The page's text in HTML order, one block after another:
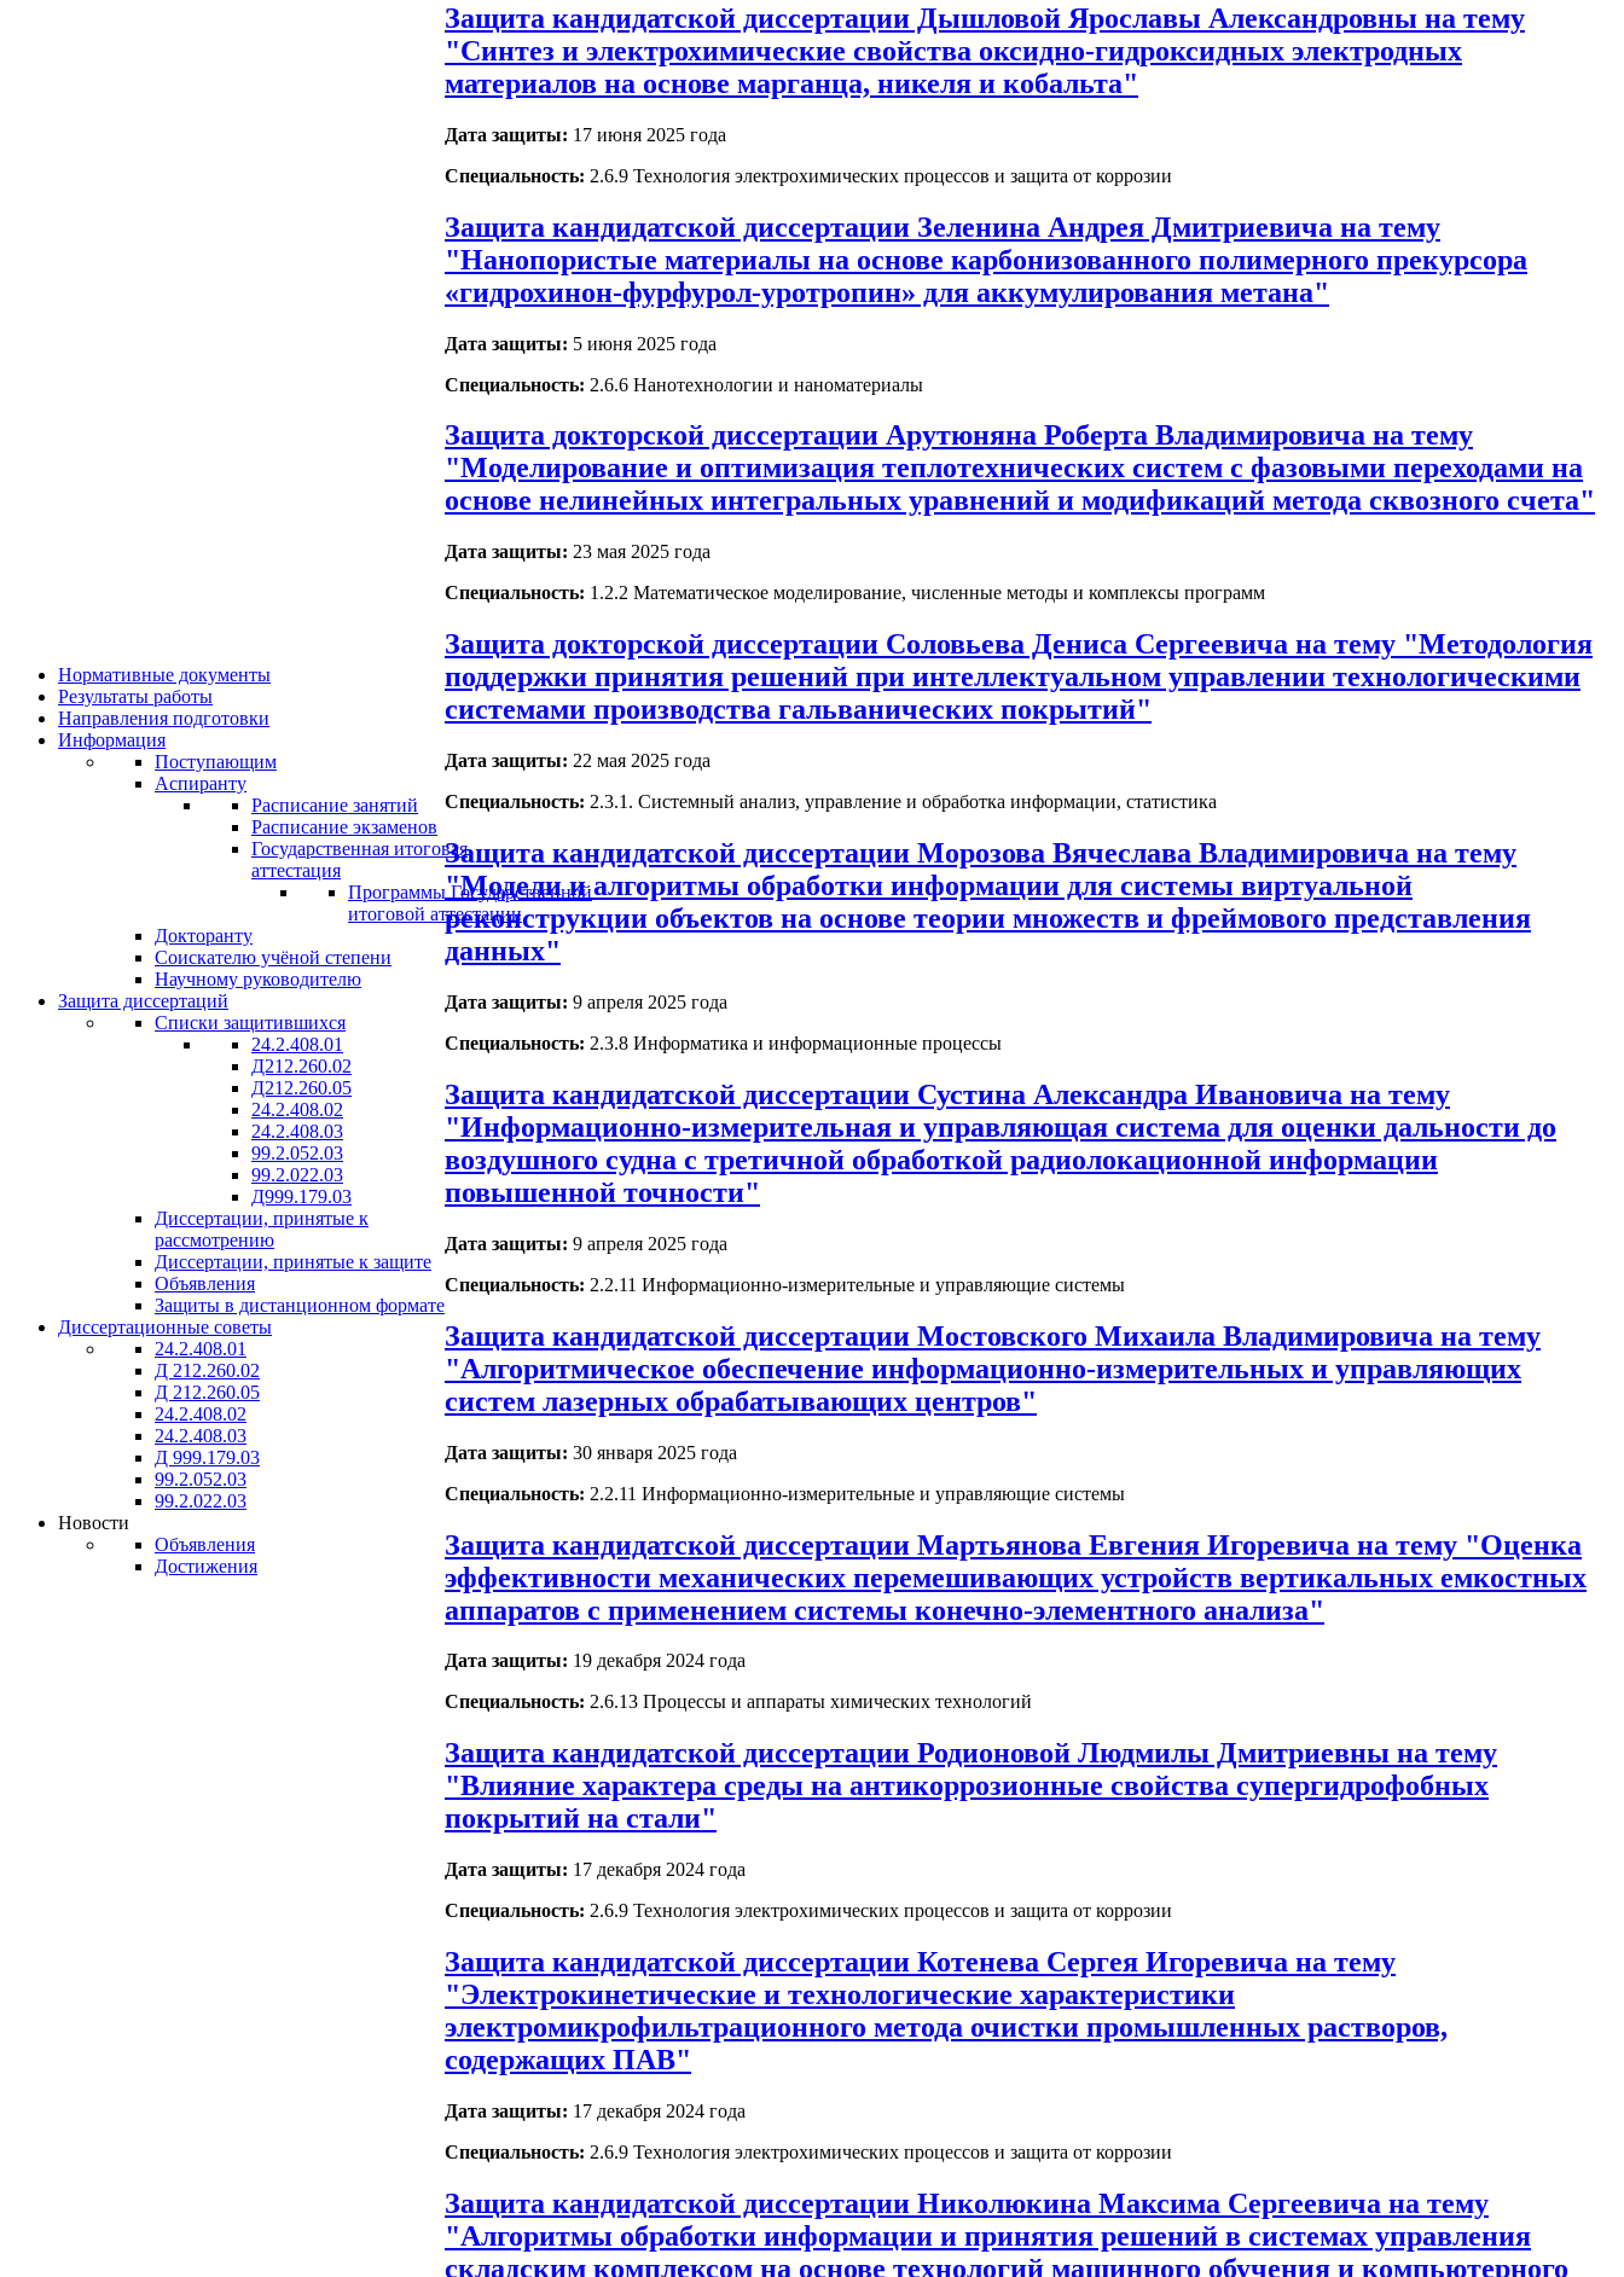
Нормативные документы
Результаты работы
Направления подготовки
Информация
Поступающим
Аспиранту
Расписание занятий
Расписание экзаменов
Государственная итоговая
аттестация
Программы Государственной
итоговой аттестации
Докторанту
Соискателю учёной степени
Научному руководителю
Защита диссертаций
Списки защитившихся
24.2.408.01
Д212.260.02
Д212.260.05
24.2.408.02
24.2.408.03
99.2.052.03
99.2.022.03
Д999.179.03
Диссертации, принятые к
рассмотрению
Диссертации, принятые к защите
Объявления
Защиты в дистанционном формате
Диссертационные советы
24.2.408.01
Д 212.260.02
Д 212.260.05
24.2.408.02
24.2.408.03
Д 999.179.03
99.2.052.03
99.2.022.03
Новости
Объявления
Достижения
Защита кандидатской диссертации Дышловой Ярославы Александровны на тему
"Синтез и электрохимические свойства оксидно-гидроксидных электродных
материалов на основе марганца, никеля и кобальта"
Дата защиты: 17 июня 2025 года
Специальность: 2.6.9 Технология электрохимических процессов и защита от коррозии
Защита кандидатской диссертации Зеленина Андрея Дмитриевича на тему
"Нанопористые материалы на основе карбонизованного полимерного прекурсора
«гидрохинон-фурфурол-уротропин» для аккумулирования метана"
Дата защиты: 5 июня 2025 года
Специальность: 2.6.6 Нанотехнологии и наноматериалы
Защита докторской диссертации Арутюняна Роберта Владимировича на тему
"Моделирование и оптимизация теплотехнических систем с фазовыми переходами на
основе нелинейных интегральных уравнений и модификаций метода сквозного счета"
Дата защиты: 23 мая 2025 года
Специальность: 1.2.2 Математическое моделирование, численные методы и комплексы программ
Защита докторской диссертации Соловьева Дениса Сергеевича на тему "Методология
поддержки принятия решений при интеллектуальном управлении технологическими
системами производства гальванических покрытий"
Дата защиты: 22 мая 2025 года
Специальность: 2.3.1. Системный анализ, управление и обработка информации, статистика
Защита кандидатской диссертации Морозова Вячеслава Владимировича на тему
"Модели и алгоритмы обработки информации для системы виртуальной
реконструкции объектов на основе теории множеств и фреймового представления
данных"
Дата защиты: 9 апреля 2025 года
Специальность: 2.3.8 Информатика и информационные процессы
Защита кандидатской диссертации Сустина Александра Ивановича на тему
"Информационно-измерительная и управляющая система для оценки дальности до
воздушного судна с третичной обработкой радиолокационной информации
повышенной точности"
Дата защиты: 9 апреля 2025 года
Специальность: 2.2.11 Информационно-измерительные и управляющие системы
Защита кандидатской диссертации Мостовского Михаила Владимировича на тему
"Алгоритмическое обеспечение информационно-измерительных и управляющих
систем лазерных обрабатывающих центров"
Дата защиты: 30 января 2025 года
Специальность: 2.2.11 Информационно-измерительные и управляющие системы
Защита кандидатской диссертации Мартьянова Евгения Игоревича на тему "Оценка
эффективности механических перемешивающих устройств вертикальных емкостных
аппаратов с применением системы конечно-элементного анализа"
Дата защиты: 19 декабря 2024 года
Специальность: 2.6.13 Процессы и аппараты химических технологий
Защита кандидатской диссертации Родионовой Людмилы Дмитриевны на тему
"Влияние характера среды на антикоррозионные свойства супергидрофобных
покрытий на стали"
Дата защиты: 17 декабря 2024 года
Специальность: 2.6.9 Технология электрохимических процессов и защита от коррозии
Защита кандидатской диссертации Котенева Сергея Игоревича на тему
"Электрокинетические и технологические характеристики
электромикрофильтрационного метода очистки промышленных растворов,
содержащих ПАВ"
Дата защиты: 17 декабря 2024 года
Специальность: 2.6.9 Технология электрохимических процессов и защита от коррозии
Защита кандидатской диссертации Николюкина Максима Сергеевича на тему
"Алгоритмы обработки информации и принятия решений в системах управления
складским комплексом на основе технологий машинного обучения и компьютерного